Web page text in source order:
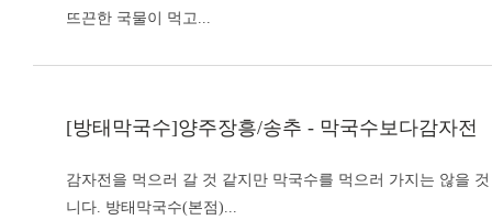
뜨끈한 국물이 먹고...
[방태막국수]양주장흥/송추 - 막국수보다감자전
감자전을 먹으러 갈 것 같지만 막국수를 먹으러 가지는 않을
니다. 방태막국수(본점)...